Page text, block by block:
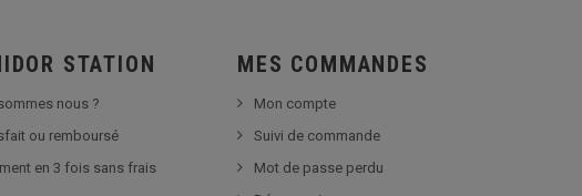
STATION
nous ?
ou remboursé
en 3 fois sans frais
MES COMMANDES
Mon compte
Suivi de commande
Mot de passe perdu